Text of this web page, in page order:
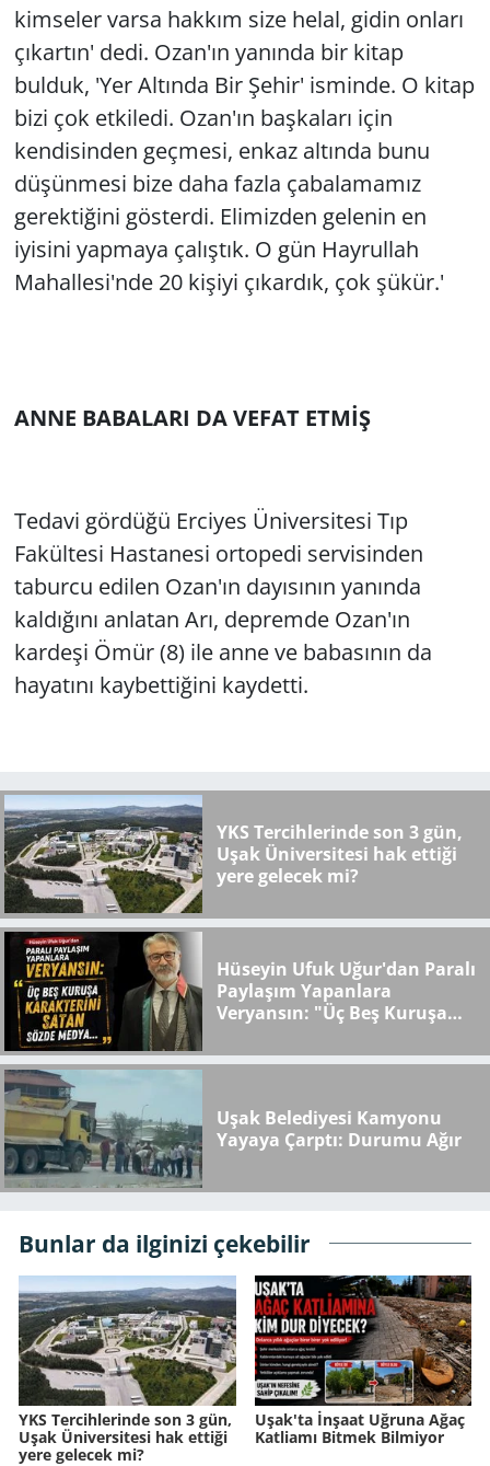
kimseler varsa hakkım size helal, gidin onları
çıkartın' dedi. Ozan'ın yanında bir kitap
bulduk, 'Yer Altında Bir Şehir' isminde. O kitap
bizi çok etkiledi. Ozan'ın başkaları için
kendisinden geçmesi, enkaz altında bunu
düşünmesi bize daha fazla çabalamamız
gerektiğini gösterdi. Elimizden gelenin en
iyisini yapmaya çalıştık. O gün Hayrullah
Mahallesi'nde 20 kişiyi çıkardık, çok şükür.'
ANNE BABALARI DA VEFAT ETMİŞ
Tedavi gördüğü Erciyes Üniversitesi Tıp
Fakültesi Hastanesi ortopedi servisinden
taburcu edilen Ozan'ın dayısının yanında
kaldığını anlatan Arı, depremde Ozan'ın
kardeşi Ömür (8) ile anne ve babasının da
hayatını kaybettiğini kaydetti.
YKS Tercihlerinde son 3 gün,
Uşak Üniversitesi hak ettiği
yere gelecek mi?
Hüseyin Ufuk Uğur'dan Paralı
Paylaşım Yapanlara
Veryansın: "Üç Beş Kuruşa
Medya..."
Uşak Belediyesi Kamyonu
Yayaya Çarptı: Durumu Ağır
Bunlar da ilginizi çekebilir
YKS Tercihlerinde son 3 gün,
Uşak Üniversitesi hak ettiği
yere gelecek mi?
Uşak'ta İnşaat Uğruna Ağaç
Katliamı Bitmek Bilmiyor